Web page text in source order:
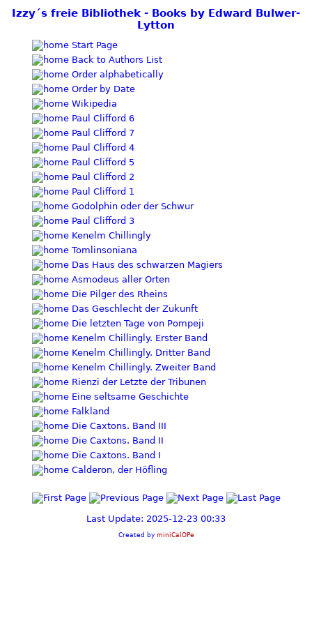
Izzy´s freie Bibliothek - Books by Edward Bulwer-
Lytton
Start Page
Back to Authors List
Order alphabetically
Order by Date
Wikipedia
Paul Clifford 6
Paul Clifford 7
Paul Clifford 4
Paul Clifford 5
Paul Clifford 2
Paul Clifford 1
Godolphin oder der Schwur
Paul Clifford 3
Kenelm Chillingly
Tomlinsoniana
Das Haus des schwarzen Magiers
Asmodeus aller Orten
Die Pilger des Rheins
Das Geschlecht der Zukunft
Die letzten Tage von Pompeji
Kenelm Chillingly. Erster Band
Kenelm Chillingly. Dritter Band
Kenelm Chillingly. Zweiter Band
Rienzi der Letzte der Tribunen
Eine seltsame Geschichte
Falkland
Die Caxtons. Band III
Die Caxtons. Band II
Die Caxtons. Band I
Calderon, der Höfling
Last Update: 2025-12-23 00:33
Created by miniCalOPe